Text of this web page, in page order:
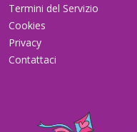
Termini del Servizio
Cookies
Privacy
Contattaci